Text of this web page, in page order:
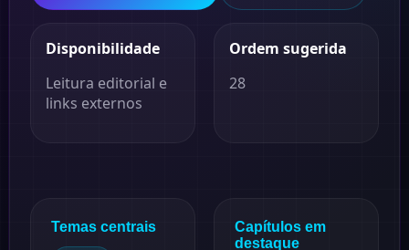
Disponibilidade
Leitura editorial e
links externos
Ordem sugerida
28
Temas centrais
Capítulos em
destaque